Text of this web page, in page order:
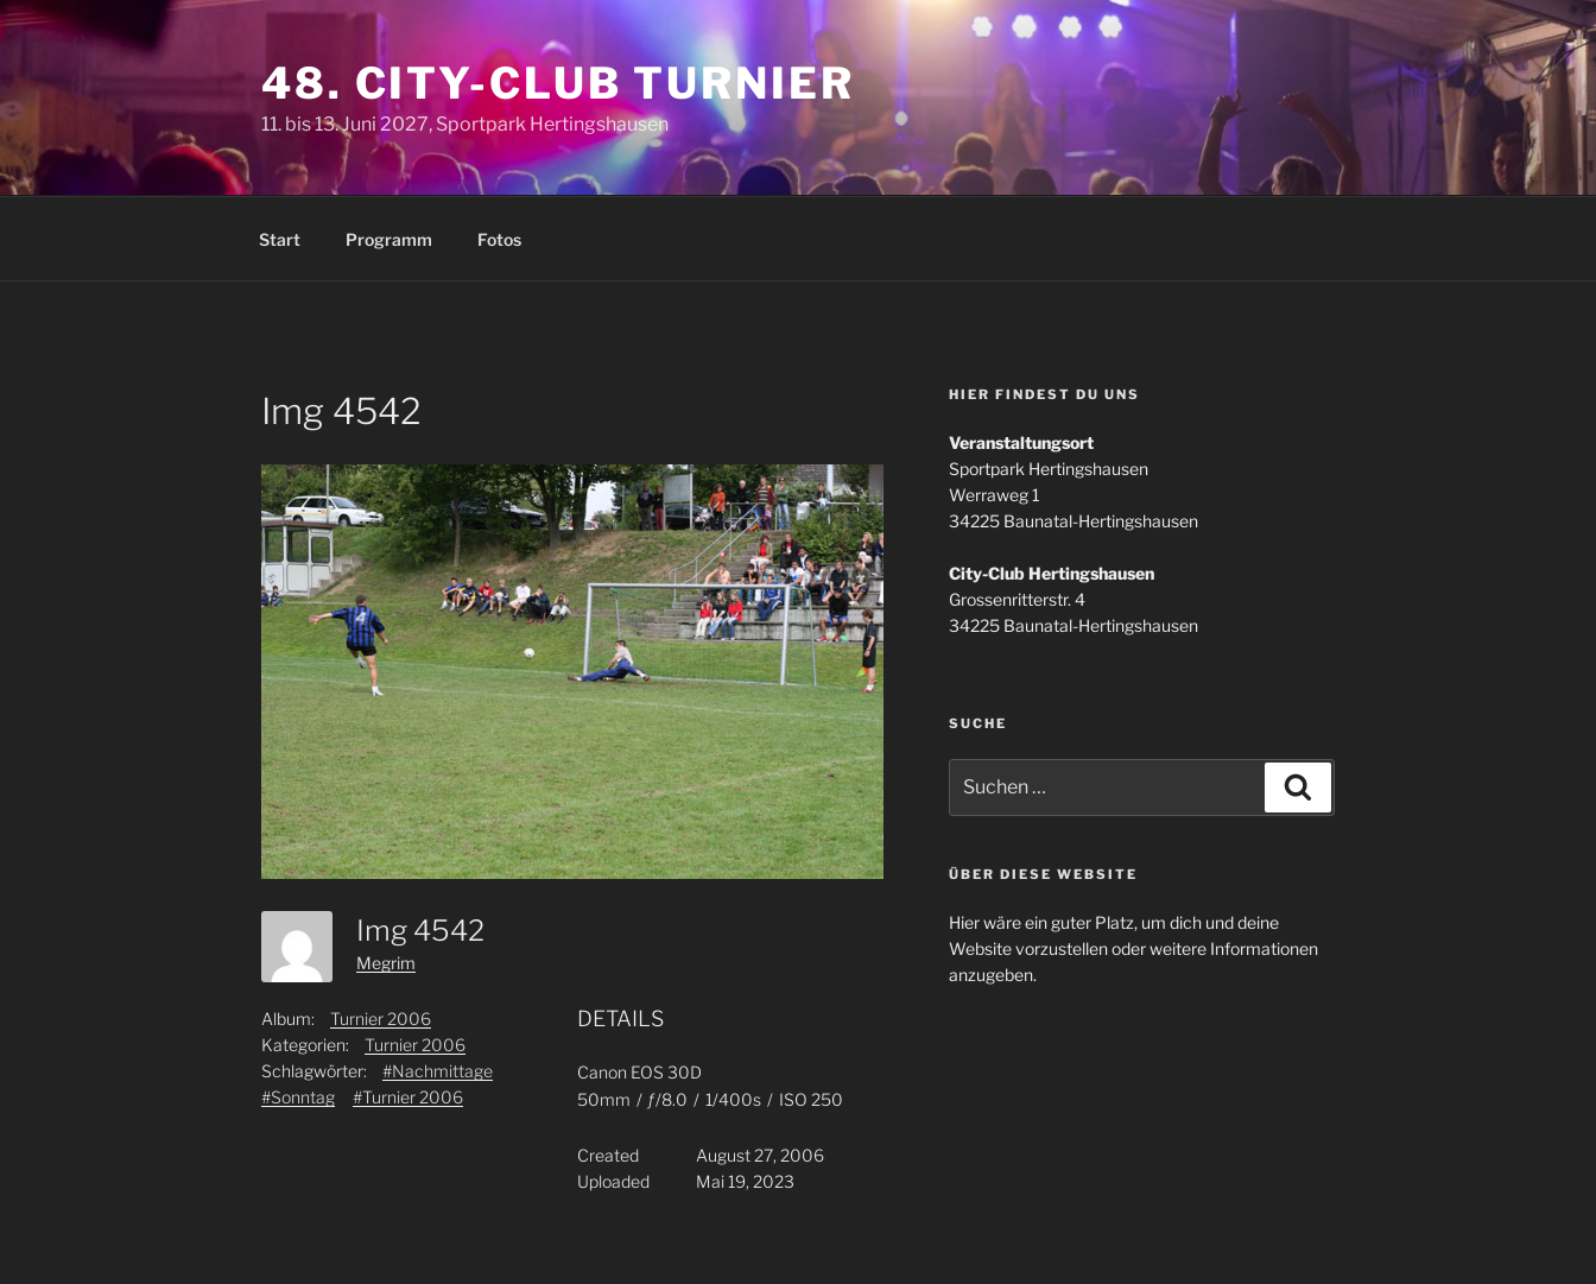
Zum
Inhalt
48. CITY-CLUB TURNIER
11. bis 13. Juni 2027, Sportpark Hertingshausen
Start Programm Fotos
Img 4542
Img 4542
Megrim
Album:
Turnier 2006
Kategorien:
Turnier 2006
Schlagwörter:
#Nachmittage
#Sonntag
#Turnier 2006
DETAILS
Canon EOS 30D
50mm / ƒ/8.0 / 1/400s / ISO 250
Created
August 27, 2006
Uploaded
Mai 19, 2023
HIER FINDEST DU UNS
Veranstaltungsort
Sportpark Hertingshausen
Werraweg 1
34225 Baunatal-Hertingshausen
City-Club Hertingshausen
Grossenritterstr. 4
34225 Baunatal-Hertingshausen
SUCHE
nach:
ÜBER DIESE WEBSITE
Hier wäre ein guter Platz, um dich und deine
Website vorzustellen oder weitere Informationen
anzugeben.